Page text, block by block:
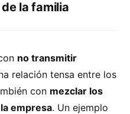
la familia
no transmitir
relación tensa entre los
con mezclar los
empresa. Un ejemplo